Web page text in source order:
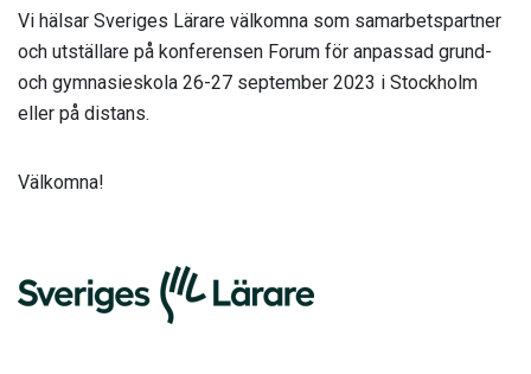
Vi hälsar Sveriges Lärare välkomna som samarbetspartner
och utställare på konferensen Forum för anpassad grund-
och gymnasieskola 26-27 september 2023 i Stockholm
eller på distans.
Välkomna!